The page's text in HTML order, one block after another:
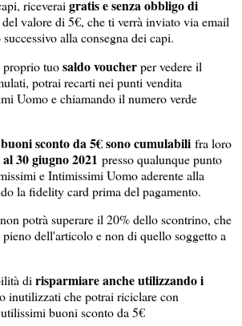
riceverai gratis e senza obbligo di
valore di 5€, che ti verrà inviato via email
alla consegna dei capi.
proprio tuosaldo voucherper vedere il
potrai recarti nei punti vendita
Uomo e chiamando il numero verde
sconto da 5€ sono cumulabili fra loro
30 giugno 2021 presso qualunque punto
e Intimissimi Uomo aderente alla
la fidelity card prima del pagamento.
potrà superare il 20% dello scontrino, che
dell'articolo e non di quello soggetto a
dirisparmiare anche utilizzando i
inutilizzati che potrai riciclare con
buoni sconto da 5€